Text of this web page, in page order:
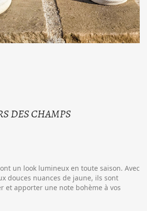
DES CHAMPS
un look lumineux en toute saison. Avec
douces nuances de jaune, ils sont
et apporter une note bohème à vos